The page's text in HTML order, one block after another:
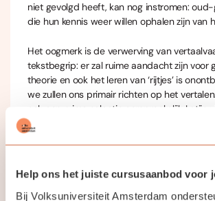
Help ons het juiste cursusaanbod voor
Bij Volksuniversiteit Amsterdam
niet gevolgd heeft, kan nog instromen:
die hun kennis weer willen ophalen zijn van
Het oogmerk is de verwerving van
tekstbegrip: er zal ruime aandacht zijn voor
theorie en ook het leren van ‘rijtjes’ is
we zullen ons primair richten op het
ook een ruime selectie oorspronkelijk Latijn
en later aan bod. Je moet rekening houden
Het instapniveau is Exercitium XXXIX
van de
methode Tirocinium Latinum. Als je twijfelt
het beste kunt kiezen, dan kun je je